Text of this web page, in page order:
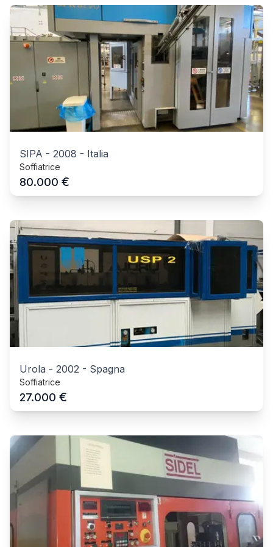
SIPA - 2008 - Italia
Soffiatrice
80.000 €
Urola - 2002 - Spagna
Soffiatrice
27.000 €